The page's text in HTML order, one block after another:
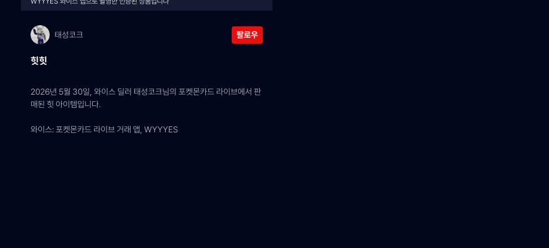
태성코크 팔로우
힛힛
2026년 5월 30일, 와이스 딜러 태성코크님의 포켓몬카드 라이브에서 판
매된 힛 아이템입니다.
와이스: 포켓몬카드 라이브 거래 앱, WYYYES